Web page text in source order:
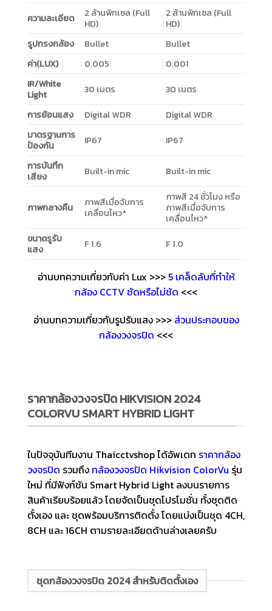
ความละเอียด
2 ล้านพิกเซล (Full
HD)
2 ล้านพิกเซล (Full
HD)
รูปทรงกล้อง
Bullet
Bullet
ค่า(LUX)
0.005
0.001
IR/White
Light
30 เมตร
30 เมตร
การย้อนแสง
Digital WDR
Digital WDR
มาตรฐานการ
ป้องกัน
IP67
IP67
การบันทึก
เสียง
Built-in mic Built-in mic
ภาพกลางคืน
ภาพสีเมื่อจับการ
เคลื่อนไหว*
ภาพสี 24 ชั่วโมง หรือ
ภาพสีเมื่อจับการ
เคลื่อนไหว*
ขนาดรูรับ
แสง
F 1.6 F 1.0
อ่านบทความเกี่ยวกับค่า Lux >>> 5 เคล็ดลับที่ทำให้
กล้อง CCTV ชัดหรือไม่ชัด <<<
อ่านบทความเกี่ยวกับรูปรับแสง >>> ส่วนประกอบของ
กล้องวงจรปิด <<<
ราคากล้องวงจรปิด HIKVISION 2024
COLORVU SMART HYBRID LIGHT
ในปัจจุบันทีมงาน Thaicctvshop ได้อัพเดท ราคากล้อง
วงจรปิด รวมถึงกล้องวงจรปิด Hikvision ColorVu รุ่น
ใหม่ ที่มีฟังก์ชัน Smart Hybrid Light ลงบนรายการ
สินค้าเรียบร้อยแล้ว โดยจัดเป็นชุดโปรโมชั่น ทั้งชุดติด
ตั้งเอง และ ชุดพร้อมบริการติดตั้ง โดยแบ่งเป็นชุด 4CH,
8CH และ 16CH ตามรายละเอียดด้านล่างเลยครับ
ชุดกล้องวงจรปิด 2024 สำหรับติดตั้งเอง